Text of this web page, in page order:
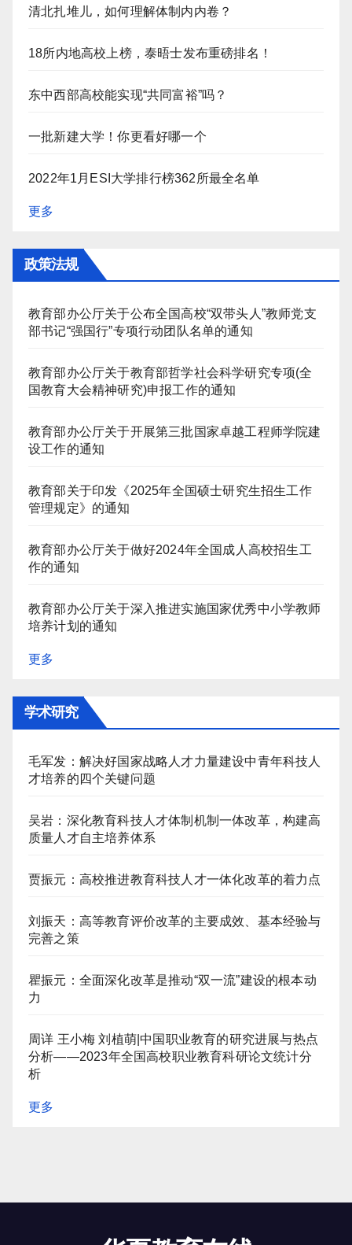
清北扎堆儿，如何理解体制内内卷？
18所内地高校上榜，泰晤士发布重磅排名！
东中西部高校能实现“共同富裕”吗？
一批新建大学！你更看好哪一个
2022年1月ESI大学排行榜362所最全名单
更多
政策法规
教育部办公厅关于公布全国高校“双带头人”教师党支
部书记“强国行”专项行动团队名单的通知
教育部办公厅关于教育部哲学社会科学研究专项(全
国教育大会精神研究)申报工作的通知
教育部办公厅关于开展第三批国家卓越工程师学院建
设工作的通知
教育部关于印发《2025年全国硕士研究生招生工作
管理规定》的通知
教育部办公厅关于做好2024年全国成人高校招生工
作的通知
教育部办公厅关于深入推进实施国家优秀中小学教师
培养计划的通知
更多
学术研究
毛军发：解决好国家战略人才力量建设中青年科技人
才培养的四个关键问题
吴岩：深化教育科技人才体制机制一体改革，构建高
质量人才自主培养体系
贾振元：高校推进教育科技人才一体化改革的着力点
刘振天：高等教育评价改革的主要成效、基本经验与
完善之策
瞿振元：全面深化改革是推动“双一流”建设的根本动
力
周详 王小梅 刘植萌|中国职业教育的研究进展与热点
分析——2023年全国高校职业教育科研论文统计分
析
更多